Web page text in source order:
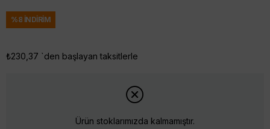
%8 İNDIRIM
₺230,37 `den başlayan taksitlerle
Ürün stoklarımızda kalmamıştır.